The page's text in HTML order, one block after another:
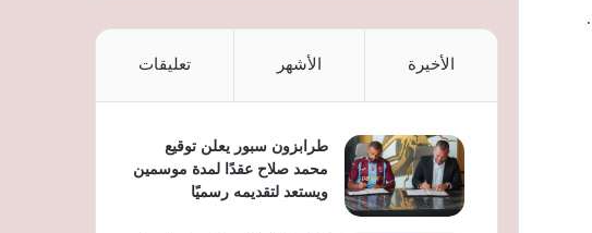
الأخيرة الأشهر تعليقات
طرابزون سبور يعلن توقيع
محمد صلاح عقدًا لمدة موسمين
ويستعد لتقديمه رسميًا